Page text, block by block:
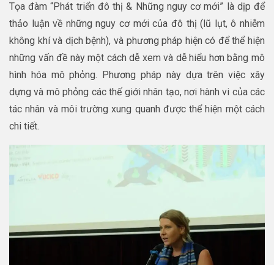
Tọa đàm “Phát triển đô thị & Những nguy cơ mới” là dịp để
thảo luận về những nguy cơ mới của đô thị (lũ lụt, ô nhiễm
không khí và dịch bệnh), và phương pháp hiện có để thể hiện
những vấn đề này một cách dễ xem và dễ hiểu hơn bằng mô
hình hóa mô phỏng. Phương pháp này dựa trên việc xây
dựng và mô phỏng các thế giới nhân tạo, nơi hành vi của các
tác nhân và môi trường xung quanh được thể hiện một cách
chi tiết.